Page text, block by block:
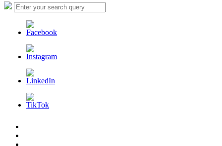
Search
for:
Search